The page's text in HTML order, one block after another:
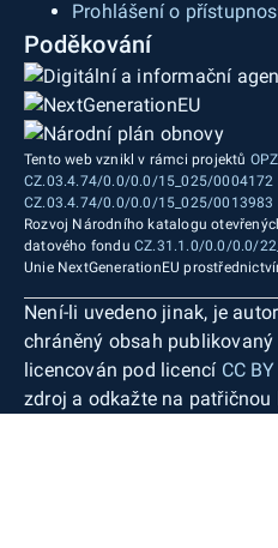
Prohlášení o
Poděkování
Tento web vznikl v rámci projektů
CZ.03.4.74/0.0/0.0/15_025/0004172
CZ.03.4.74/0.0/0.0/15_025/0013983
Rozvoj Národního katalogu
datového fondu CZ.31.1.0/0.0/0.0/
Unie NextGenerationEU
Není-li uvedeno jinak, je
chráněný obsah
licencován pod licencí CC
zdroj a odkažte na patřičnou